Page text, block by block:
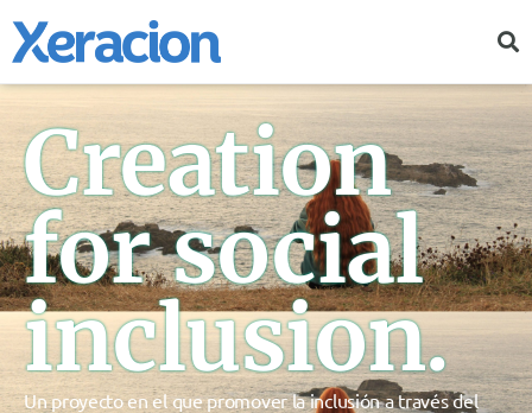
Creation
for social
inclusion.
Un proyecto en el que promover la inclusión a través del